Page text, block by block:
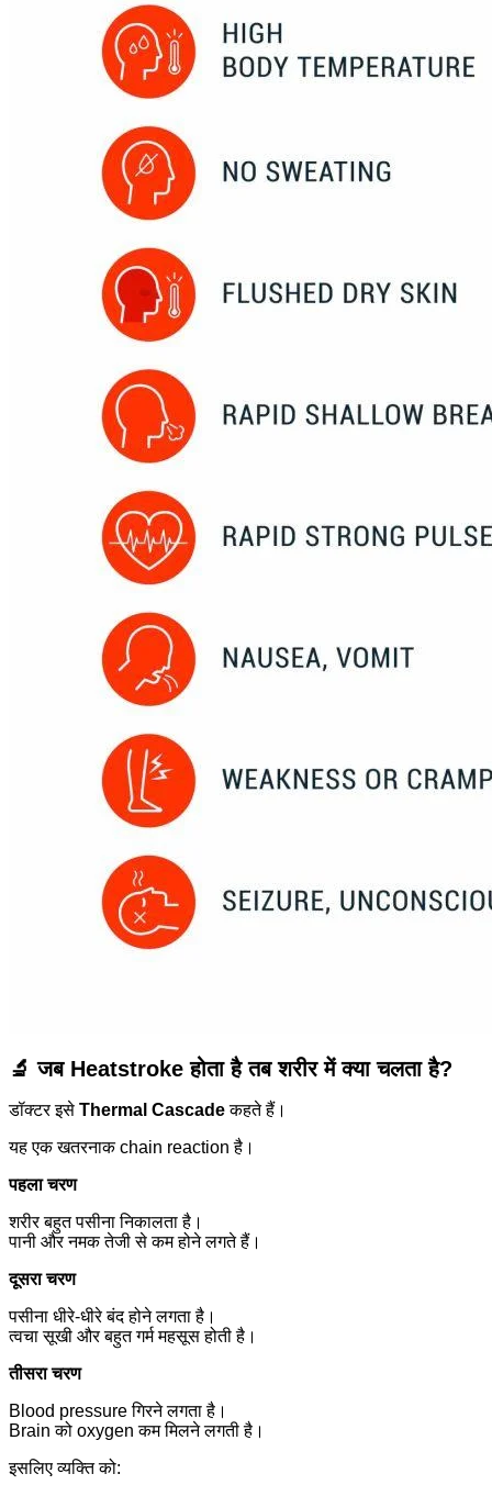
🔬 जब Heatstroke होता है तब शरीर में क्या चलता है?
डॉक्टर इसे Thermal Cascadeकहते हैं।
यह एक खतरनाक chain reaction है।
पहला चरण
शरीर बहुत पसीना निकालता है।
पानी और नमक तेजी से कम होने लगते हैं।
दूसरा चरण
पसीना धीरे-धीरे बंद होने लगता है।
त्वचा सूखी और बहुत गर्म महसूस होती है।
तीसरा चरण
Blood pressure गिरने लगता है।
Brain को oxygen कम मिलने लगती है।
इसलिए व्यक्ति को: